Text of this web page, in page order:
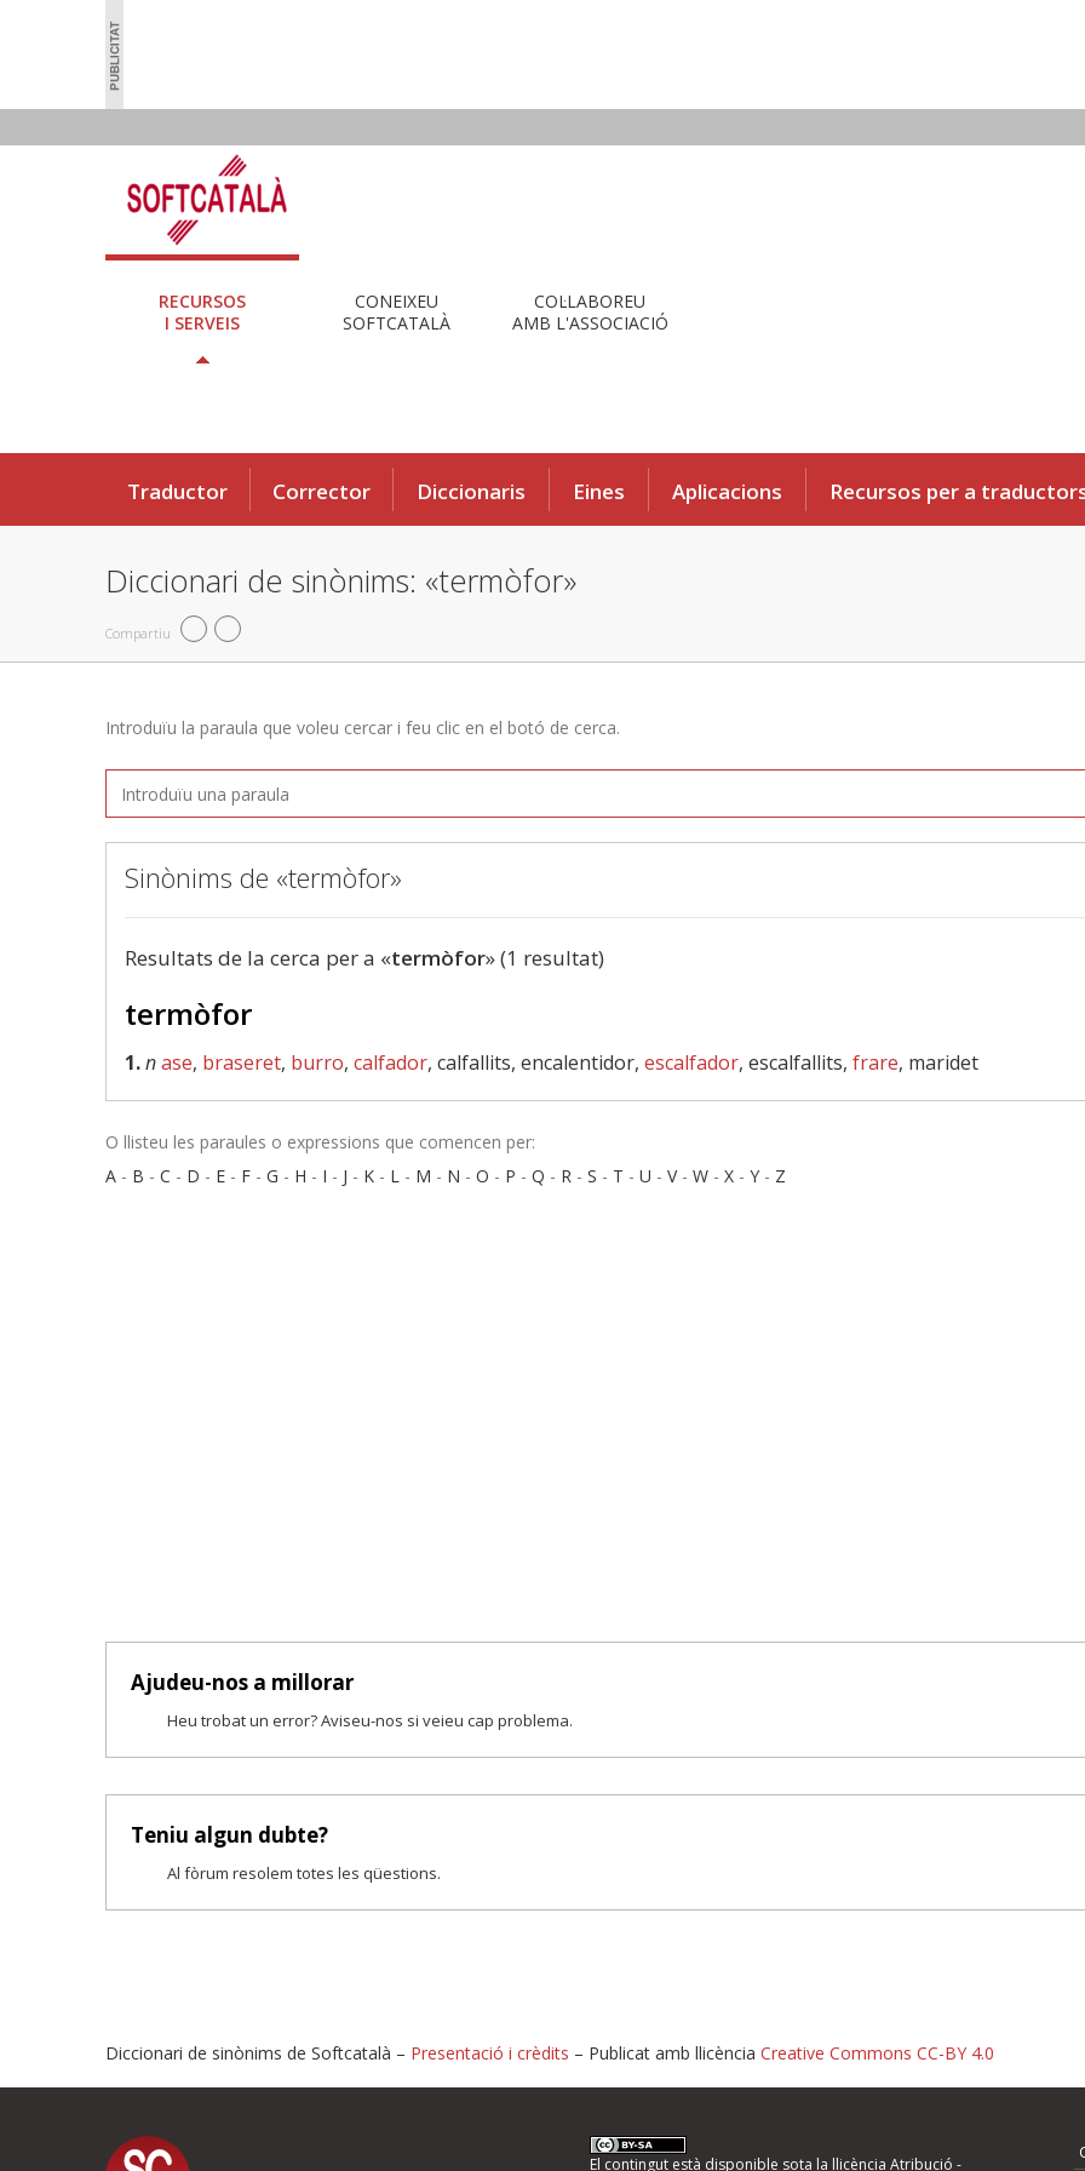
RECURSOS
I SERVEIS
CONEIXEU
SOFTCATALÀ
COL·LABOREU
AMB L'ASSOCIACIÓ
Traductor Corrector Diccionaris Eines Aplicacions Recursos per a
Diccionari de sinònims: «termòfor»
Compartiu
Introduïu la paraula que voleu cercar i feu clic en el botó de cerca.
Sinònims de «termòfor»
Resultats de la cerca per a «termòfor» (1 resultat)
termòfor
1.nase, braseret, burro, calfador, calfallits, encalentidor, escalfador, escalfallits, frare, maridet
O llisteu les paraules o expressions que comencen per:
A - B - C - D - E - F - G - H - I - J - K - L - M - N - O - P - Q - R - S - T - U - V- W - X - Y - Z
Ajudeu-nos a millorar
Heu trobat un error? Aviseu-nos si veieu cap problema.
Teniu algun dubte?
Al fòrum resolem totes les qüestions.
Proposeu-nos millores o informeu d'errors
Diccionari de sinònims de Softcatalà – Presentació i crèdits – Publicat amb llicència Creative Commons CC-BY 4.0
El contingut està disponible sota la llicència Atribució -